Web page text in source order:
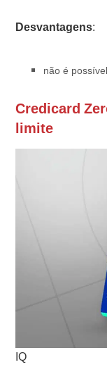
Desvantagens:
não é
Credicard
limite
IQ